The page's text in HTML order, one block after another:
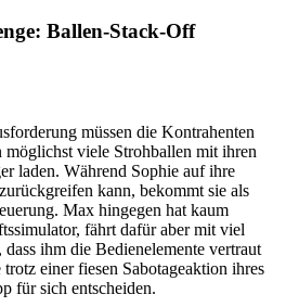
Ballen-Stack-Off
müssen die Kontrahenten
viele Strohballen mit ihren
laden. Während Sophie auf ihre
kann, bekommt sie als
Max hingegen hat kaum
fährt dafür aber mit viel
ihm die Bedienelemente vertraut
einer fiesen Sabotageaktion ihres
für sich entscheiden.